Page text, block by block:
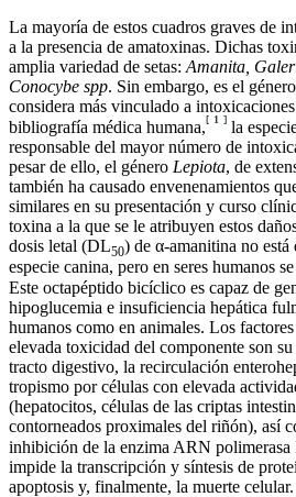
La mayoría de estos cuadros graves de
a la presencia de amatoxinas. Dichas
amplia variedad de setas: Amanita,
Conocybe spp. Sin embargo, es el género
considera más vinculado a
bibliografía médica humana,[ 1 ] la
responsable del mayor número de
pesar de ello, el género Lepiota, de
también ha causado envenenamientos
similares en su presentación y curso
toxina a la que se le atribuyen estos
dosis letal (DL50) de α-amanitina no está
especie canina, pero en seres humanos
Este octapéptido bicíclico es capaz de
hipoglucemia e insuficiencia hepática
humanos como en animales. Los
elevada toxicidad del componente son
tracto digestivo, la recirculación
tropismo por células con elevada
(hepatocitos, células de las criptas
contorneados proximales del riñón), así
inhibición de la enzima ARN polimerasa
impide la transcripción y síntesis de
apoptosis y, finalmente, la muerte celular.